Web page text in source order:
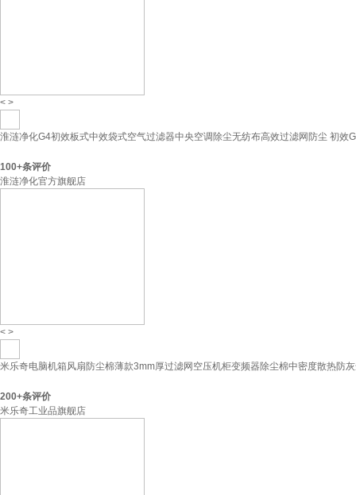
< >
淮涟净化G4初效板式中效袋式空气过滤器中央空调除尘无纺布高效过滤网防尘 初效
100+条评价
淮涟净化官方旗舰店
< >
米乐奇电脑机箱风扇防尘棉薄款3mm厚过滤网空压机柜变频器除尘棉中密度散热防
200+条评价
米乐奇工业品旗舰店